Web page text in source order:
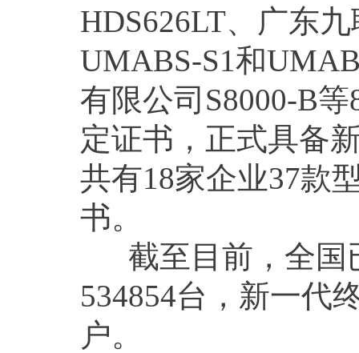
HDS626LT、广东
UMABS-S1和
有限公司S8000-B
定证书，正式具备
共有18家企业37款
书。
截至目前，全国
534854台，新一代
户。